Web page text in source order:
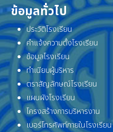
ข้อมูลทั่วไป
ประวัติโรงเรียน
คำแจ้งความตั้งโรงเรียน
ข้อมูลโรงเรียน
ทำเนียบผู้บริหาร
ตราสัญลักษณ์โรงเรียน
แผนผังโรงเรียน
โครงสร้างการบริหารงาน
เบอร์โทรศัพท์ภายในโรงเรียน